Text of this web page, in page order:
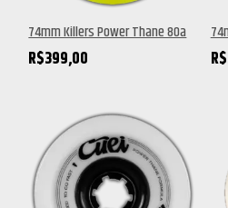
74mm Killers Power Thane 80a
R$399,00 R$